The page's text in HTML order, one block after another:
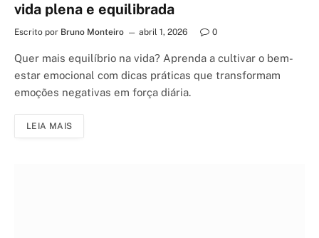
vida plena e equilibrada
Escrito por Bruno Monteiro abril 1, 2026 0
Quer mais equilíbrio na vida? Aprenda a cultivar o bem-
estar emocional com dicas práticas que transformam
emoções negativas em força diária.
LEIA MAIS